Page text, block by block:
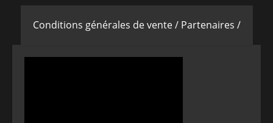
Conditions générales de vente / Partenaires /